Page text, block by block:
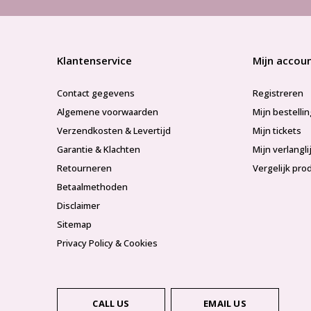
Klantenservice
Contact gegevens
Algemene voorwaarden
Verzendkosten & Levertijd
Garantie & Klachten
Retourneren
Betaalmethoden
Disclaimer
Sitemap
Privacy Policy & Cookies
Mijn
Registreren
Mijn
Mijn tickets
Mijn
Vergelijk
CALL US EMAIL US